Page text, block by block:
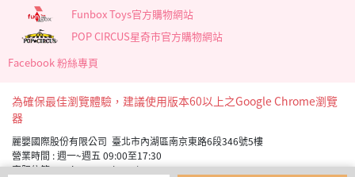
Funbox Toys官方購物網站
POP CIRCUS星奇市官方購物網站
Facebook 粉絲專頁
為確保最佳瀏覽體驗，建議使用版本60以上之Google Chrome瀏覽
器
麗嬰國際股份有限公司 臺北市內湖區南京東路6段346號5樓
營業時間 : 週一~週五 09:00至17:30
客服信箱 service_member@letoy.com.tw